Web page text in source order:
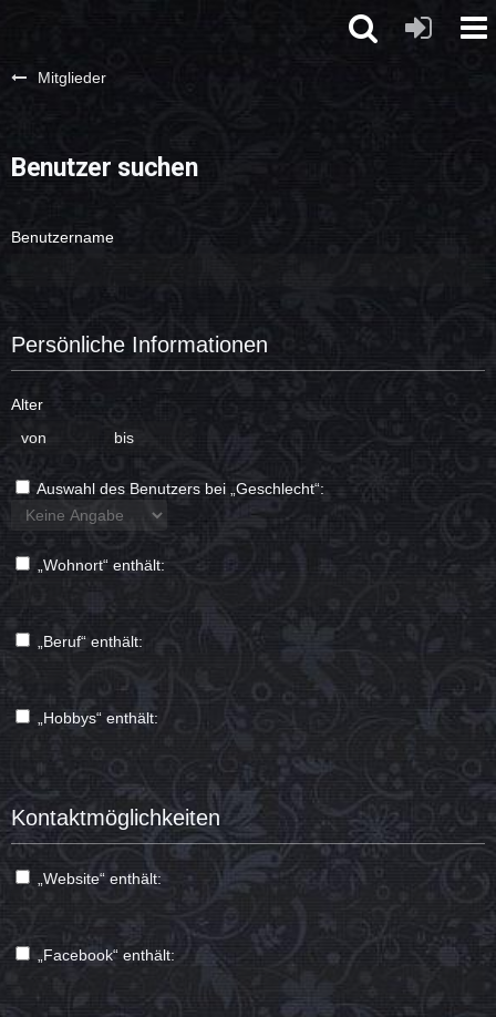
Mitglieder
Benutzer suchen
Benutzername
Persönliche Informationen
Alter
Auswahl des Benutzers bei „Geschlecht“:
„Wohnort“ enthält:
„Beruf“ enthält:
„Hobbys“ enthält:
Kontaktmöglichkeiten
„Website“ enthält:
„Facebook“ enthält: